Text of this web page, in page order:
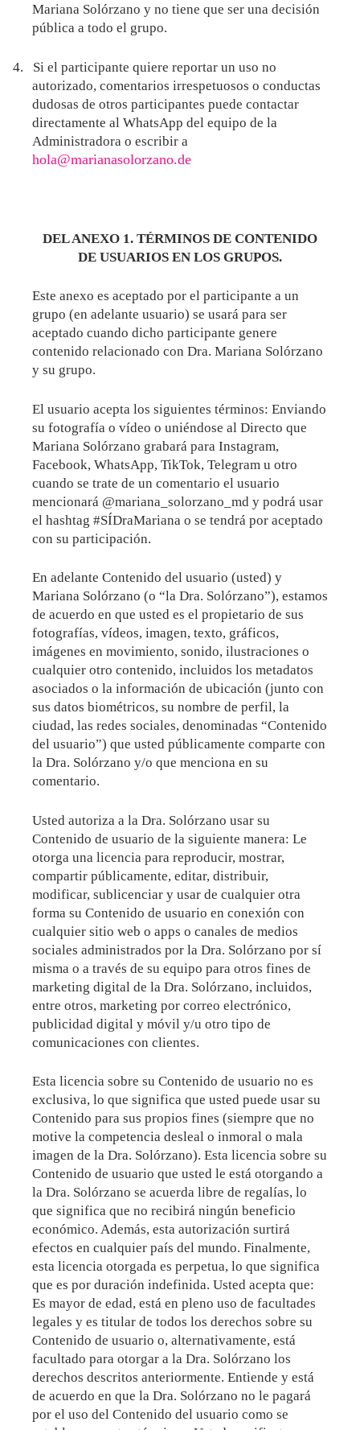
Mariana Solórzano y no tiene que ser una decisión
pública a todo el grupo.
4.
Si el participante quiere reportar un uso no
autorizado, comentarios irrespetuosos o conductas
dudosas de otros participantes puede contactar
directamente al WhatsApp del equipo de la
Administradora o escribir a
hola@marianasolorzano.de
DEL ANEXO 1. TÉRMINOS DE CONTENIDO
DE USUARIOS EN LOS GRUPOS.
Este anexo es aceptado por el participante a un
grupo (en adelante usuario) se usará para ser
aceptado cuando dicho participante genere
contenido relacionado con Dra. Mariana Solórzano
y su grupo.
El usuario acepta los siguientes términos: Enviando
su fotografía o vídeo o uniéndose al Directo que
Mariana Solórzano grabará para Instagram,
Facebook, WhatsApp, TikTok, Telegram u otro
cuando se trate de un comentario el usuario
mencionará @mariana_solorzano_md y podrá usar
el hashtag #SÍDraMariana o se tendrá por aceptado
con su participación.
En adelante Contenido del usuario (usted) y
Mariana Solórzano (o “la Dra. Solórzano”), estamos
de acuerdo en que usted es el propietario de sus
fotografías, vídeos, imagen, texto, gráficos,
imágenes en movimiento, sonido, ilustraciones o
cualquier otro contenido, incluidos los metadatos
asociados o la información de ubicación (junto con
sus datos biométricos, su nombre de perfil, la
ciudad, las redes sociales, denominadas “Contenido
del usuario”) que usted públicamente comparte con
la Dra. Solórzano y/o que menciona en su
comentario.
Usted autoriza a la Dra. Solórzano usar su
Contenido de usuario de la siguiente manera: Le
otorga una licencia para reproducir, mostrar,
compartir públicamente, editar, distribuir,
modificar, sublicenciar y usar de cualquier otra
forma su Contenido de usuario en conexión con
cualquier sitio web o apps o canales de medios
sociales administrados por la Dra. Solórzano por sí
misma o a través de su equipo para otros fines de
marketing digital de la Dra. Solórzano, incluidos,
entre otros, marketing por correo electrónico,
publicidad digital y móvil y/u otro tipo de
comunicaciones con clientes.
Esta licencia sobre su Contenido de usuario no es
exclusiva, lo que significa que usted puede usar su
Contenido para sus propios fines (siempre que no
motive la competencia desleal o inmoral o mala
imagen de la Dra. Solórzano). Esta licencia sobre su
Contenido de usuario que usted le está otorgando a
la Dra. Solórzano se acuerda libre de regalías, lo
que significa que no recibirá ningún beneficio
económico. Además, esta autorización surtirá
efectos en cualquier país del mundo. Finalmente,
esta licencia otorgada es perpetua, lo que significa
que es por duración indefinida. Usted acepta que:
Es mayor de edad, está en pleno uso de facultades
legales y es titular de todos los derechos sobre su
Contenido de usuario o, alternativamente, está
facultado para otorgar a la Dra. Solórzano los
derechos descritos anteriormente. Entiende y está
de acuerdo en que la Dra. Solórzano no le pagará
por el uso del Contenido del usuario como se